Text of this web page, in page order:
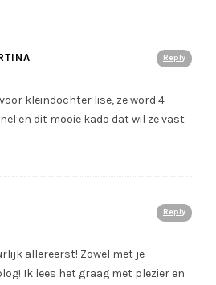
Reply
kleindochter lise, ze word 4
en dit mooie kado dat wil ze vast
Reply
allereerst! Zowel met je
Ik lees het graag met plezier en